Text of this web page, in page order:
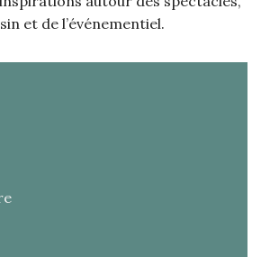
et de l’événementiel.